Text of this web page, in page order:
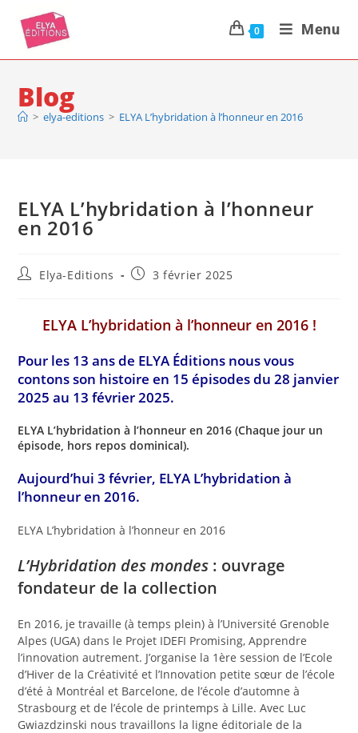
0 Menu
Blog
> elya-editions > ELYA L’hybridation à l’honneur en 2016
ELYA L’hybridation à l’honneur
en 2016
Elya-Editions 3 février 2025
ELYA L’hybridation à l’honneur en 2016 !
Pour les 13 ans de ELYA Éditions nous vous
contons son histoireen 15 épisodes du 28 janvier
2025 au 13 février 2025.
ELYA L’hybridation à l’honneur en 2016 (Chaque jour un
épisode, hors repos dominical).
Aujourd’hui 3 février, ELYA L’hybridation à
l’honneur en 2016.
ELYA L’hybridation à l’honneur en 2016
L’Hybridation des mondes : ouvrage
fondateur de la collection
En 2016, je travaille (à temps plein) à l’Université Grenoble
Alpes (UGA) dans le Projet IDEFI Promising, Apprendre
l’innovation autrement. J’organise la 1ère session de l’Ecole
d’Hiver de la Créativité et l’Innovation petite sœur de l’école
d’été à Montréal et Barcelone, de l’école d’automne à
Strasbourg et de l’école de printemps à Lille. Avec Luc
Gwiazdzinski nous travaillons la ligne éditoriale de la